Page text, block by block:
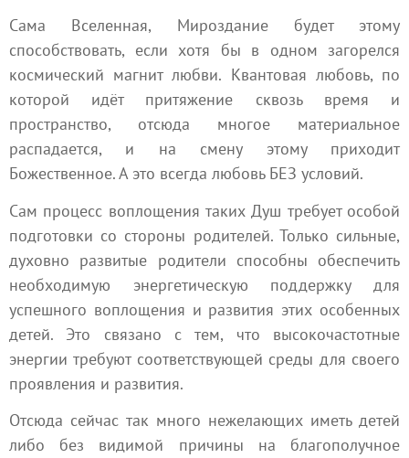
Сама Вселенная, Мироздание будет этому
способствовать, если хотя бы в одном загорелся
космический магнит любви. Квантовая любовь, по
которой идёт притяжение сквозь время и
пространство, отсюда многое материальное
распадается, и на смену этому приходит
Божественное. А это всегда любовь БЕЗ условий.
Сам процесс воплощения таких Душ требует особой
подготовки со стороны родителей. Только сильные,
духовно развитые родители способны обеспечить
необходимую энергетическую поддержку для
успешного воплощения и развития этих особенных
детей. Это связано с тем, что высокочастотные
энергии требуют соответствующей среды для своего
проявления и развития.
Отсюда сейчас так много нежелающих иметь детей
либо без видимой причины на благополучное